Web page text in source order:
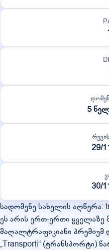
5
29/
30/
სადომენე სახელის აღწერა:
ეს არის ერთ-ერთი
მაღალტრაფიკიანი პრემიუმ
„Transporti“ (ტრანსპორტი)